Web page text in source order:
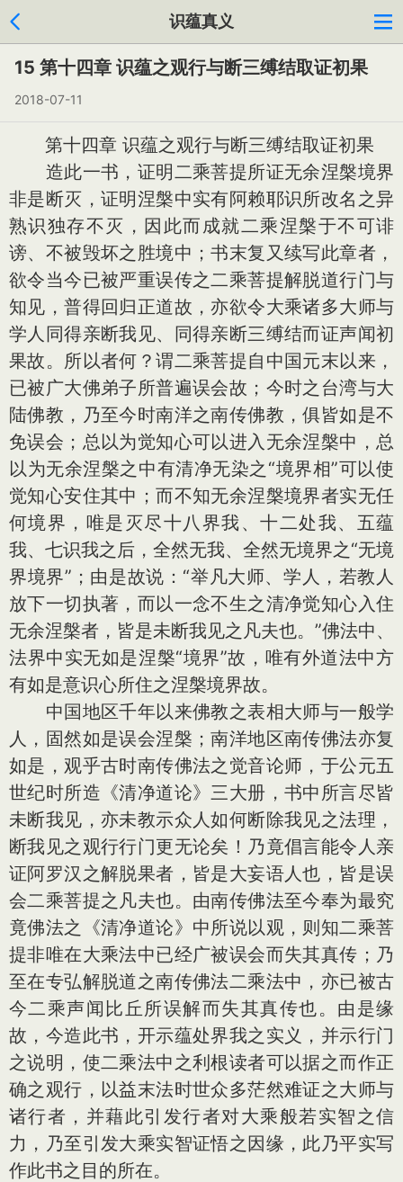
识蕴真义
15 第十四章 识蕴之观行与断三缚结取证初果
2018-07-11
第十四章 识蕴之观行与断三缚结取证初果
造此一书，证明二乘菩提所证无余涅槃境界
非是断灭，证明涅槃中实有阿赖耶识所改名之异
熟识独存不灭，因此而成就二乘涅槃于不可诽
谤、不被毁坏之胜境中；书末复又续写此章者，
欲令当今已被严重误传之二乘菩提解脱道行门与
知见，普得回归正道故，亦欲令大乘诸多大师与
学人同得亲断我见、同得亲断三缚结而证声闻初
果故。所以者何？谓二乘菩提自中国元末以来，
已被广大佛弟子所普遍误会故；今时之台湾与大
陆佛教，乃至今时南洋之南传佛教，俱皆如是不
免误会；总以为觉知心可以进入无余涅槃中，总
以为无余涅槃之中有清净无染之“境界相”可以使
觉知心安住其中；而不知无余涅槃境界者实无任
何境界，唯是灭尽十八界我、十二处我、五蕴
我、七识我之后，全然无我、全然无境界之“无境
界境界”；由是故说：“举凡大师、学人，若教人
放下一切执著，而以一念不生之清净觉知心入住
无余涅槃者，皆是未断我见之凡夫也。”佛法中、
法界中实无如是涅槃“境界”故，唯有外道法中方
有如是意识心所住之涅槃境界故。
中国地区千年以来佛教之表相大师与一般学
人，固然如是误会涅槃；南洋地区南传佛法亦复
如是，观乎古时南传佛法之觉音论师，于公元五
世纪时所造《清净道论》三大册，书中所言尽皆
未断我见，亦未教示众人如何断除我见之法理，
断我见之观行行门更无论矣！乃竟倡言能令人亲
证阿罗汉之解脱果者，皆是大妄语人也，皆是误
会二乘菩提之凡夫也。由南传佛法至今奉为最究
竟佛法之《清净道论》中所说以观，则知二乘菩
提非唯在大乘法中已经广被误会而失其真传；乃
至在专弘解脱道之南传佛法二乘法中，亦已被古
今二乘声闻比丘所误解而失其真传也。由是缘
故，今造此书，开示蕴处界我之实义，并示行门
之说明，使二乘法中之利根读者可以据之而作正
确之观行，以益末法时世众多茫然难证之大师与
诸行者，并藉此引发行者对大乘般若实智之信
力，乃至引发大乘实智证悟之因缘，此乃平实写
作此书之目的所在。